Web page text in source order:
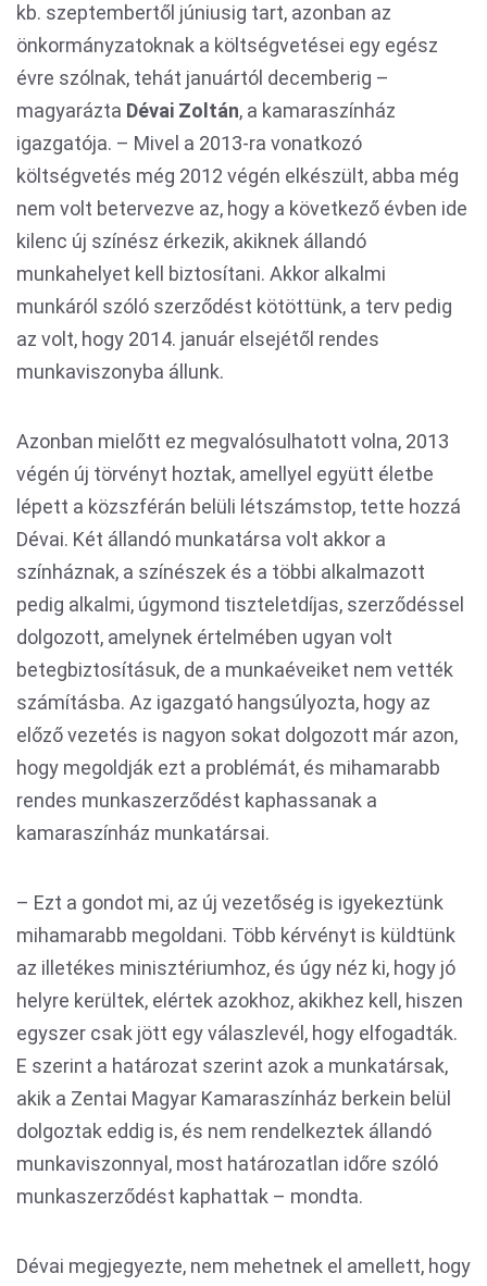
kb. szeptembertől júniusig tart, azonban az
önkormányzatoknak a költségvetései egy egész
évre szólnak, tehát januártól decemberig –
magyarázta Dévai Zoltán, a kamaraszínház
igazgatója. – Mivel a 2013-ra vonatkozó
költségvetés még 2012 végén elkészült, abba még
nem volt betervezve az, hogy a következő évben ide
kilenc új színész érkezik, akiknek állandó
munkahelyet kell biztosítani. Akkor alkalmi
munkáról szóló szerződést kötöttünk, a terv pedig
az volt, hogy 2014. január elsejétől rendes
munkaviszonyba állunk.
Azonban mielőtt ez megvalósulhatott volna, 2013
végén új törvényt hoztak, amellyel együtt életbe
lépett a közszférán belüli létszámstop, tette hozzá
Dévai. Két állandó munkatársa volt akkor a
színháznak, a színészek és a többi alkalmazott
pedig alkalmi, úgymond tiszteletdíjas, szerződéssel
dolgozott, amelynek értelmében ugyan volt
betegbiztosításuk, de a munkaéveiket nem vették
számításba. Az igazgató hangsúlyozta, hogy az
előző vezetés is nagyon sokat dolgozott már azon,
hogy megoldják ezt a problémát, és mihamarabb
rendes munkaszerződést kaphassanak a
kamaraszínház munkatársai.
– Ezt a gondot mi, az új vezetőség is igyekeztünk
mihamarabb megoldani. Több kérvényt is küldtünk
az illetékes minisztériumhoz, és úgy néz ki, hogy jó
helyre kerültek, elértek azokhoz, akikhez kell, hiszen
egyszer csak jött egy válaszlevél, hogy elfogadták.
E szerint a határozat szerint azok a munkatársak,
akik a Zentai Magyar Kamaraszínház berkein belül
dolgoztak eddig is, és nem rendelkeztek állandó
munkaviszonnyal, most határozatlan időre szóló
munkaszerződést kaphattak – mondta.
Dévai megjegyezte, nem mehetnek el amellett, hogy